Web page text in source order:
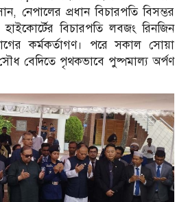
নেপালের প্রধান বিচারপতি বিসম্ভর
হাইকোর্টের বিচারপতি লবজং রিনজিন
কর্মকর্তাগণ। পরে সকাল সোয়া
বেদিতে পৃথকভাবে পুষ্পমাল্য অর্পণ